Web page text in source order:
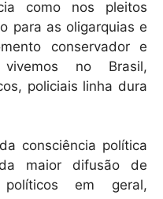
como nos pleitos
para as oligarquias e
conservador e
vivemos no Brasil,
policiais linha dura
consciência política
maior difusão de
em geral,